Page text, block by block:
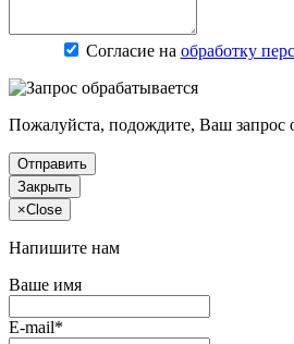
Согласие на обработку
Пожалуйста, подождите, Ваш запрос
Отправить
Закрыть
×Close
Напишите нам
Ваше имя
E-mail*